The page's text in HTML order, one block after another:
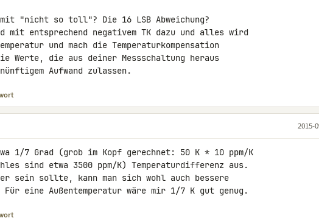
"nicht so toll"? Die 16 LSB Abweichung?
mit entsprechend negativem TK dazu und alles wird
und mach die Temperaturkompensation
Werte, die aus deiner Messschaltung heraus
Aufwand zulassen.
2015-
1/7 Grad (grob im Kopf gerechnet: 50 K * 10 ppm/K
sind etwa 3500 ppm/K) Temperaturdifferenz aus.
sein sollte, kann man sich wohl auch bessere
eine Außentemperatur wäre mir 1/7 K gut genug.